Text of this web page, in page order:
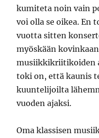
kumiteta noin vain
voi olla se oikea. En
vuotta sitten
myöskään
musiikkikriitikoiden
toki on, että kaunis
kuuntelijoilta
vuoden ajaksi.
Oma klassisen